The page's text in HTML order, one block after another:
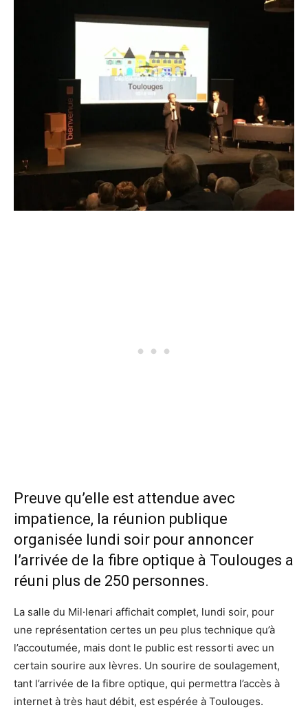
Preuve qu’elle est attendue avec
impatience, la réunion publique
organisée lundi soir pour annoncer
l’arrivée de la fibre optique à Toulouges a
réuni plus de 250 personnes.
La salle du Mil·lenari affichait complet, lundi soir, pour
une représentation certes un peu plus technique qu’à
l’accoutumée, mais dont le public est ressorti avec un
certain sourire aux lèvres. Un sourire de soulagement,
tant l’arrivée de la fibre optique, qui permettra l’accès à
internet à très haut débit, est espérée à Toulouges.